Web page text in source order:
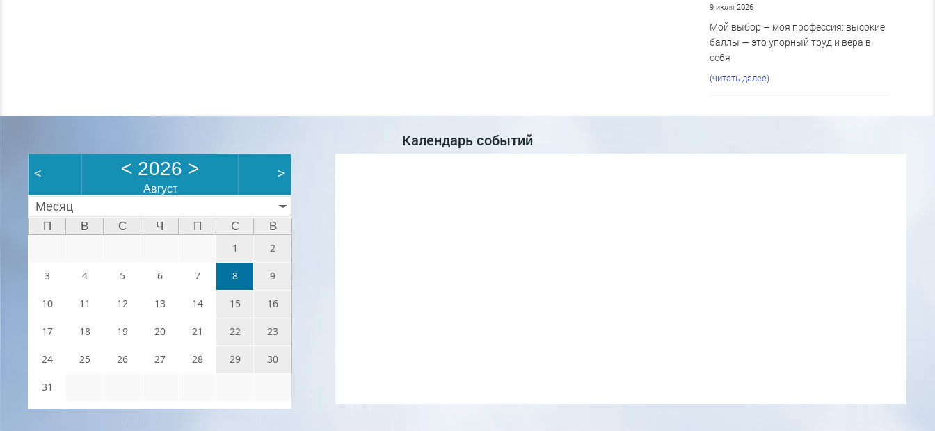
9 июля 2026
Мой выбор – моя профессия: высокие
баллы — это упорный труд и вера в
себя
(читать далее)
Календарь событий
< < 2026 >
Август
>
Месяц
П В С Ч П С
В
1
2
3 4 5 6 7 8 9
10 11 12 13 14 15 16
17 18 19 20 21 22 23
24 25 26 27 28 29 30
31